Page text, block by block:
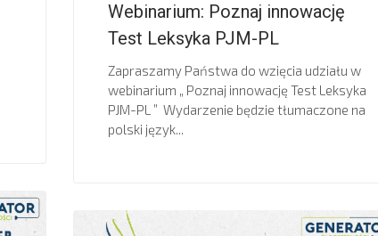
Webinarium: Poznaj innowację
Test Leksyka PJM-PL
Zapraszamy Państwa do wzięcia udziału w
webinarium „ Poznaj innowację Test Leksyka
PJM-PL ” Wydarzenie będzie tłumaczone na
polski język...